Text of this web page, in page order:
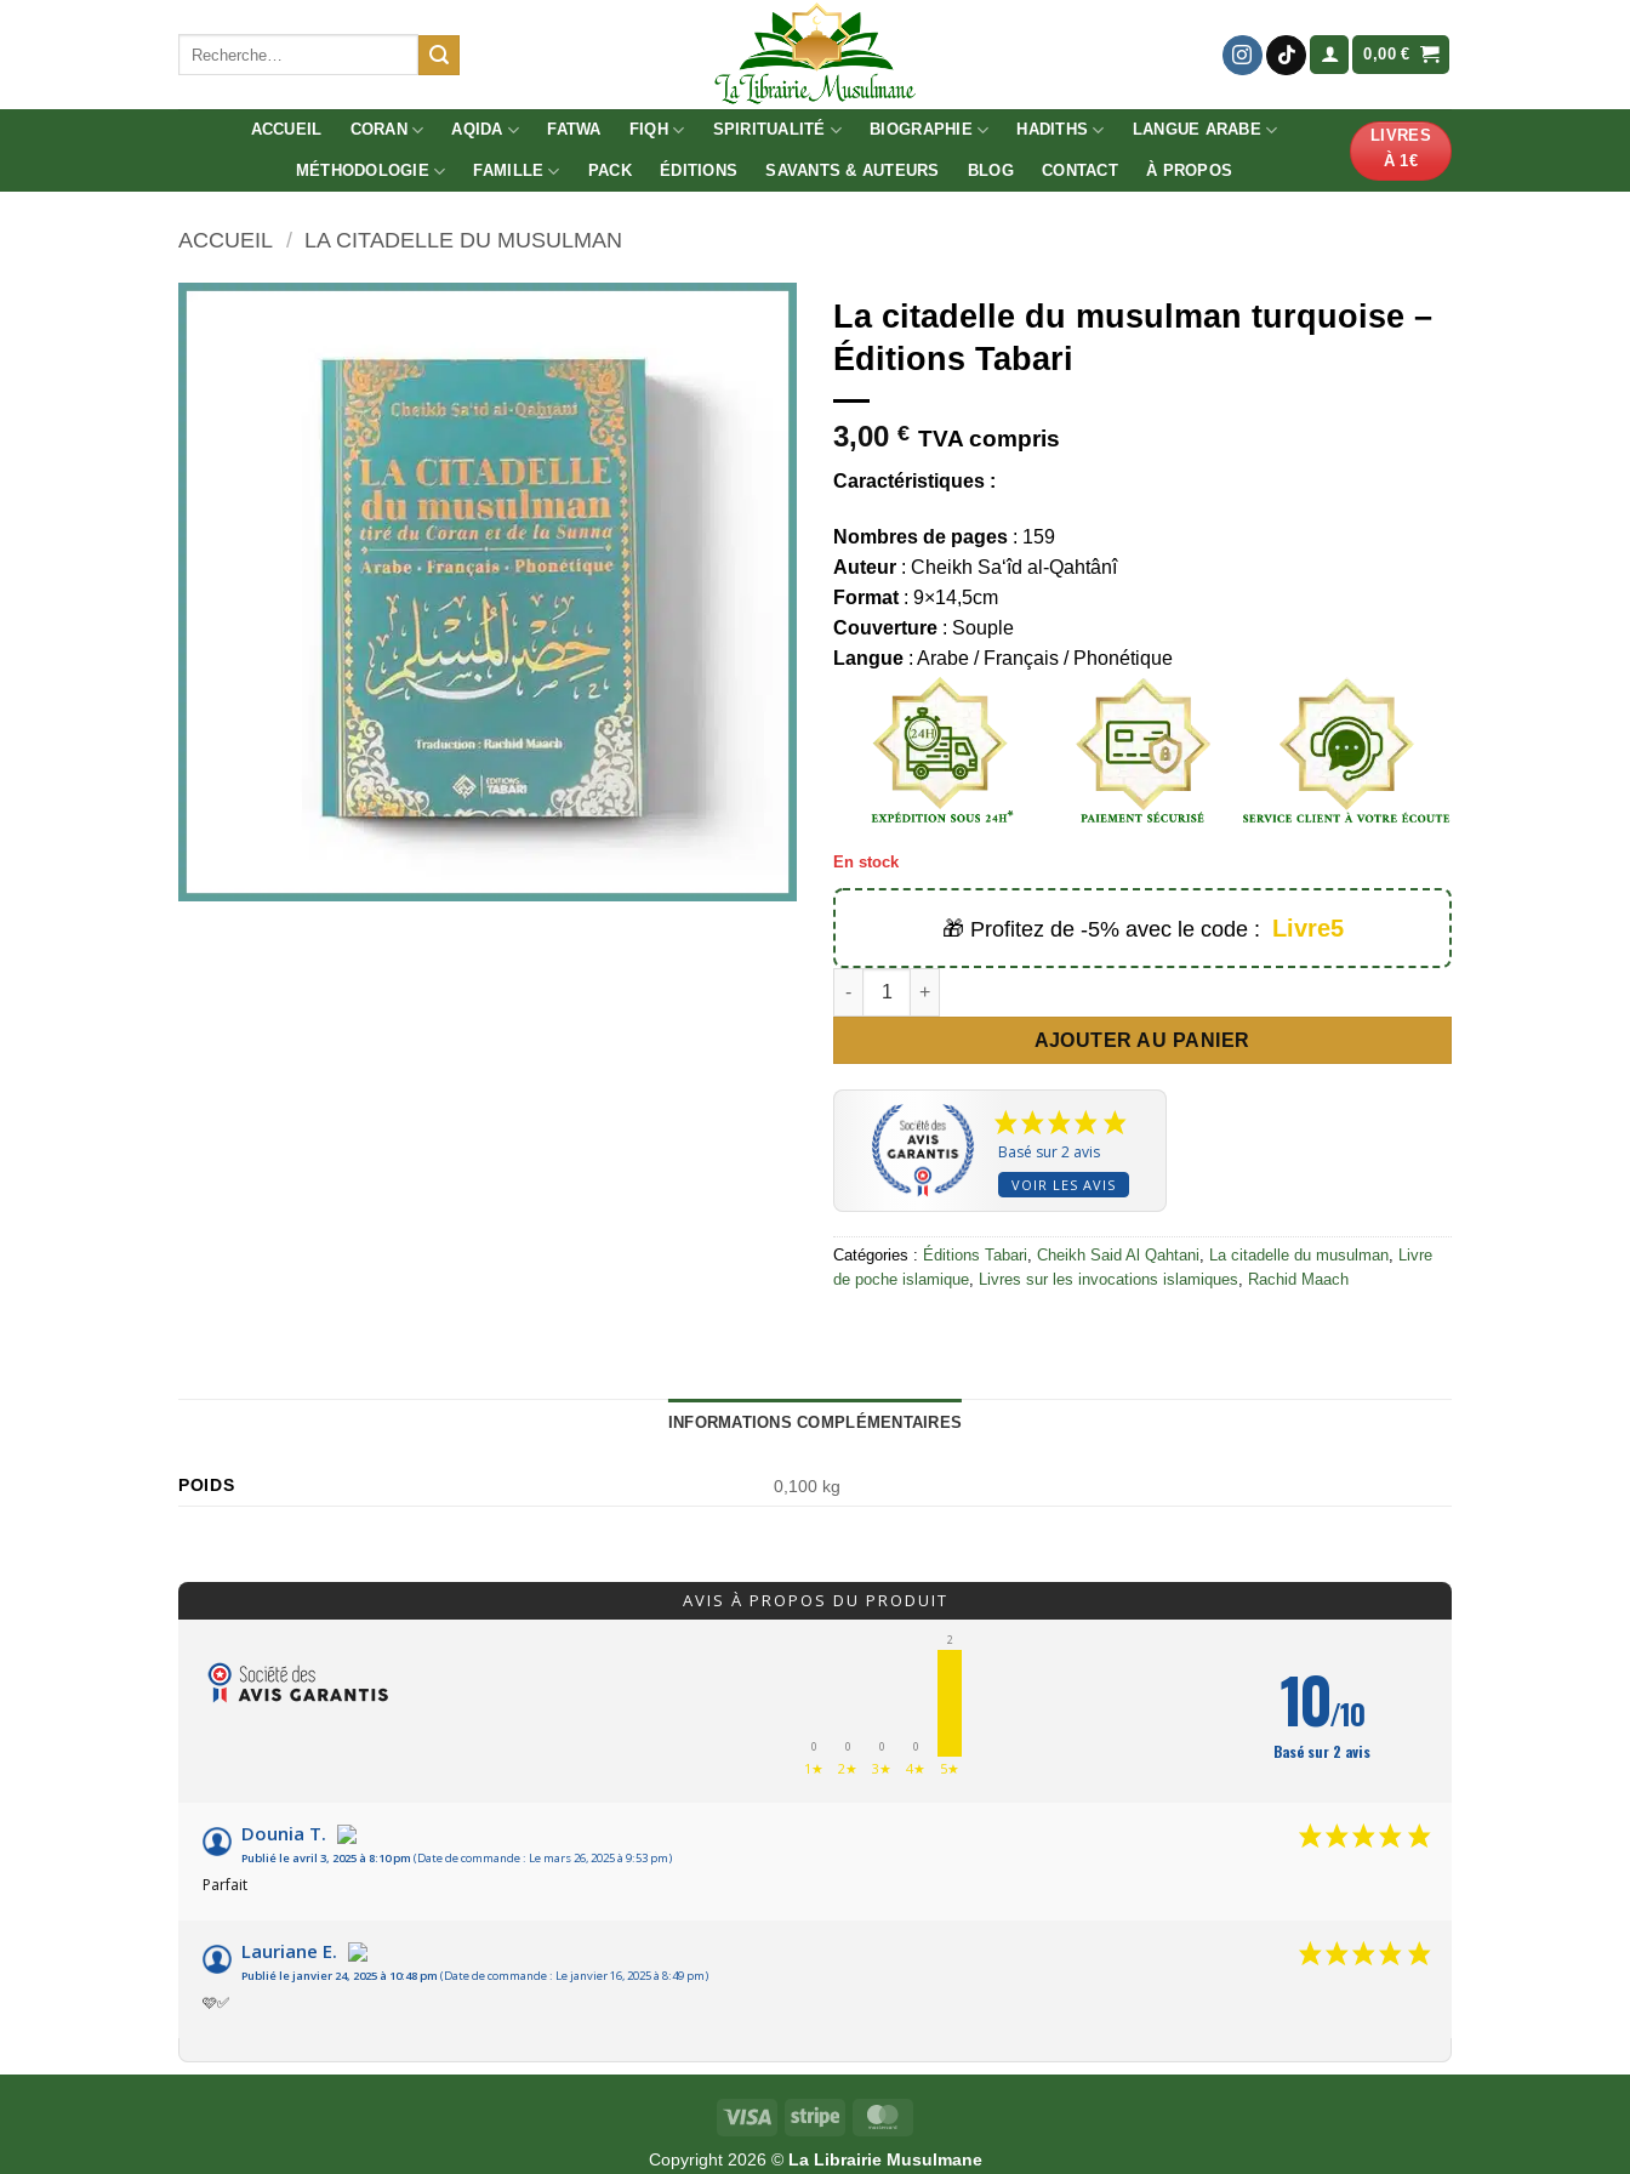
0,00€
ACCUEIL CORAN AQIDA FATWA FIQH SPIRITUALITÉ BIOGRAPHIE HADITHS LANGUE ARABE
MÉTHODOLOGIE FAMILLE PACK ÉDITIONS SAVANTS & AUTEURS BLOG CONTACT À PROPOS
LIVRES
À 1€
ACCUEIL / LA CITADELLE DU MUSULMAN
La citadelle du musulman turquoise –
Éditions Tabari
3,00 € TVA compris
Caractéristiques :
Nombres de pages : 159
Auteur : Cheikh Sa‘îd al-Qahtânî
Format : 9×14,5cm
Couverture : Souple
Langue : Arabe / Français / Phonétique
En stock
🎁 Profitez de -5% avec le code : Livre5
quantité de La citadelle du musulman turquoise - Éditions Tabari
AJOUTER AU PANIER
Basé sur 2 avis
VOIR LES AVIS
Catégories : Éditions Tabari Cheikh Said Al Qahtani La citadelle du musulman
Livre
de poche islamique
Livres sur les invocations islamiques Rachid Maach
INFORMATIONS COMPLÉMENTAIRES
POIDS 0,100 kg
AVIS À PROPOS DU PRODUIT
0
1★
0
2★
0
3★
0
4★
2
5★
10/10
Basé sur 2 avis
Dounia T.
Publié le avril 3, 2025 à 8:10 pm (Date de commande : Le mars 26, 2025 à 9:53 pm)
Parfait
Lauriane E.
Publié le janvier 24, 2025 à 10:48 pm (Date de commande : Le janvier 16, 2025 à 8:49 pm)
🩷✅
Visa Stripe
Copyright 2026 © La Librairie Musulmane